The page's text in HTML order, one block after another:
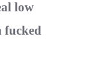
low
fucked